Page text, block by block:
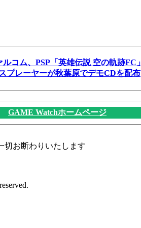
ルコム、PSP「英雄伝説 空の軌跡FC」
プレーヤーが秋葉原でデモCDを配布
GAME Watchホームページ
切お断わりいたします